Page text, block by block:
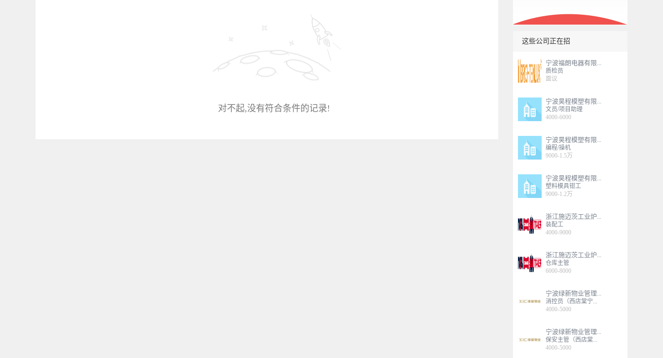
对不起,没有符合条件的记录!
这些公司正在招
宁波福朗电器有限...
质检员
面议
宁波昊程模塑有限...
文员/项目助理
4000-6000
宁波昊程模塑有限...
编程/操机
9000-1.5万
宁波昊程模塑有限...
塑料模具钳工
9000-1.2万
浙江施迈茨工业炉...
装配工
4000-9000
浙江施迈茨工业炉...
仓库主管
6000-8000
宁波绿新物业管理...
消控员（西店棠宁...
4000-5000
宁波绿新物业管理...
保安主管（西店棠...
4000-5000